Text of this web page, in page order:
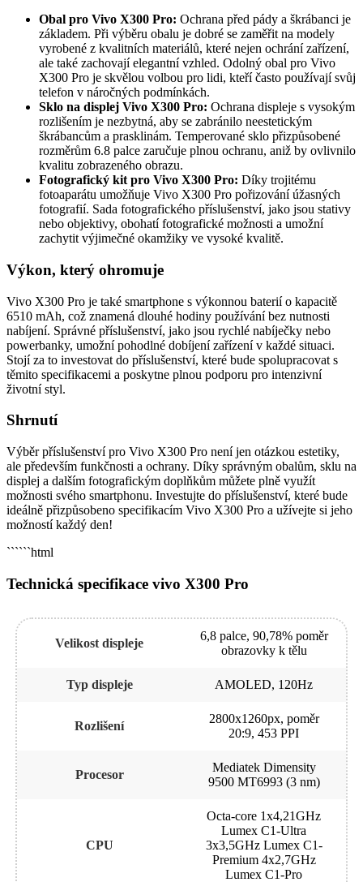
Obal pro Vivo X300 Pro: Ochrana před pády a škrábanci je
základem. Při výběru obalu je dobré se zaměřit na modely
vyrobené z kvalitních materiálů, které nejen ochrání zařízení,
ale také zachovají elegantní vzhled. Odolný obal pro Vivo
X300 Pro je skvělou volbou pro lidi, kteří často používají svůj
telefon v náročných podmínkách.
Sklo na displej Vivo X300 Pro: Ochrana displeje s vysokým
rozlišením je nezbytná, aby se zabránilo neestetickým
škrábancům a prasklinám. Temperované sklo přizpůsobené
rozměrům 6.8 palce zaručuje plnou ochranu, aniž by ovlivnilo
kvalitu zobrazeného obrazu.
Fotografický kit pro Vivo X300 Pro: Díky trojitému
fotoaparátu umožňuje Vivo X300 Pro pořizování úžasných
fotografií. Sada fotografického příslušenství, jako jsou stativy
nebo objektivy, obohatí fotografické možnosti a umožní
zachytit výjimečné okamžiky ve vysoké kvalitě.
Výkon, který ohromuje
Vivo X300 Pro je také smartphone s výkonnou baterií o kapacitě
6510 mAh, což znamená dlouhé hodiny používání bez nutnosti
nabíjení. Správné příslušenství, jako jsou rychlé nabíječky nebo
powerbanky, umožní pohodlné dobíjení zařízení v každé situaci.
Stojí za to investovat do příslušenství, které bude spolupracovat s
těmito specifikacemi a poskytne plnou podporu pro intenzivní
životní styl.
Shrnutí
Výběr příslušenství pro Vivo X300 Pro není jen otázkou estetiky,
ale především funkčnosti a ochrany. Díky správným obalům, sklu na
displej a dalším fotografickým doplňkům můžete plně využít
možnosti svého smartphonu. Investujte do příslušenství, které bude
ideálně přizpůsobeno specifikacím Vivo X300 Pro a užívejte si jeho
možností každý den!
``````html
Technická specifikace vivo X300 Pro
Velikost displeje
6,8 palce, 90,78% poměr
obrazovky k tělu
Typ displeje AMOLED, 120Hz
Rozlišení
2800x1260px, poměr
20:9, 453 PPI
Procesor
Mediatek Dimensity
9500 MT6993 (3 nm)
CPU
Octa-core 1x4,21GHz
Lumex C1-Ultra
3x3,5GHz Lumex C1-
Premium 4x2,7G​Hz
Lumex C1-Pro